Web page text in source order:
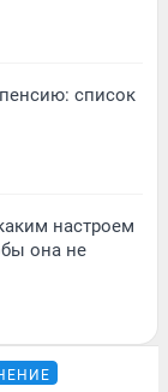
список
настроем
она не